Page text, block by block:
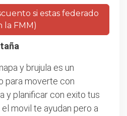
si estas federado
la FMM)
y brujula es un
para moverte con
y planificar con exito tus
movil te ayudan pero a